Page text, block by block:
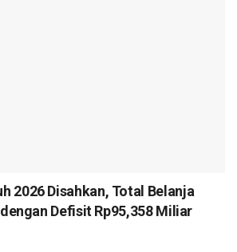
2026 Disahkan, Total Belanja
Defisit Rp95,358 Miliar